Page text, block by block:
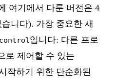
여기에서 다룬 버전은 4
니다). 가장 중요한 새
입니다: 다른 프로
로 제어할 수 있는
작하기 위한 단순화된